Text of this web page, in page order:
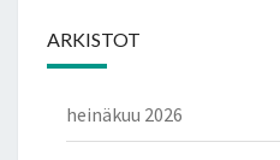
ARKISTOT
heinäkuu 2026